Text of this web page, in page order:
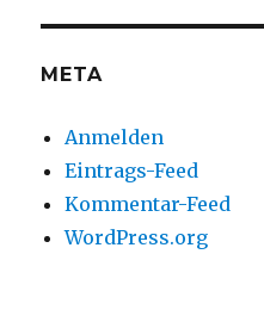
anzeigenanzeigen
META
Anmelden
Eintrags-Feed
Kommentar-Feed
WordPress.org